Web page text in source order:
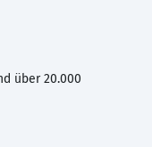
über 20.000